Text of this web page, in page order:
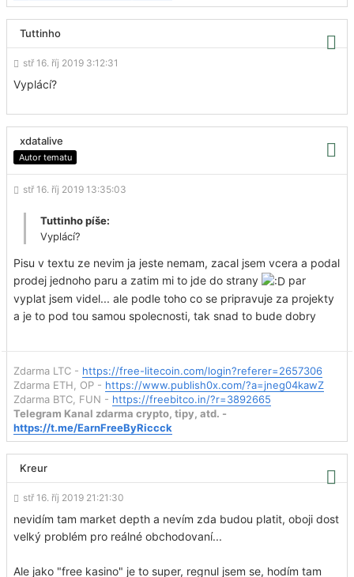
Tuttinho
stř 16. říj 2019 3:12:31
Vyplácí?
xdatalive
Autor tematu
stř 16. říj 2019 13:35:03
Tuttinho píše:
Vyplácí?
Pisu v textu ze nevim ja jeste nemam, zacal jsem vcera a podal
prodej jednoho paru a zatim mi to jde do strany
par
vyplat jsem videl... ale podle toho co se pripravuje za projekty
a je to pod tou samou spolecnosti, tak snad to bude dobry
Zdarma LTC - https://free-litecoin.com/login?referer=2657306
Zdarma ETH, OP - https://www.publish0x.com/?a=jneg04kawZ
Zdarma BTC, FUN - https://freebitco.in/?r=3892665
Telegram Kanal zdarma crypto, tipy, atd. -
https://t.me/EarnFreeByRiccck
Kreur
stř 16. říj 2019 21:21:30
nevidím tam market depth a nevím zda budou platit, oboji dost
velký problém pro reálné obchodovaní...
Ale jako "free kasino" je to super, regnul jsem se, hodím tam